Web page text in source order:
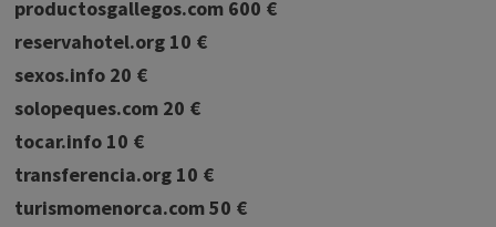
productosgallegos.com 600 €
reservahotel.org 10 €
sexos.info 20 €
solopeques.com 20 €
tocar.info 10 €
transferencia.org 10 €
turismomenorca.com 50 €